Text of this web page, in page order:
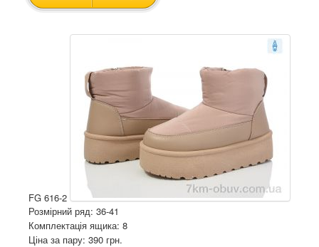
FG 616-2
Розмірний ряд: 36-41
Комплектація ящика: 8
Ціна за пару: 390 грн.